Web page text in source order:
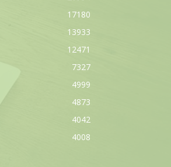
17180
13933
12471
7327
4999
4873
4042
4008